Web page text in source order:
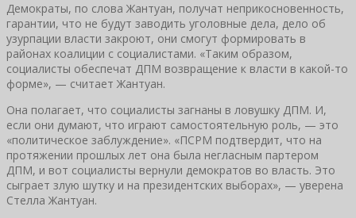
Демократы, по слова Жантуан, получат неприкосновенность,
гарантии, что не будут заводить уголовные дела, дело об
узурпации власти закроют, они смогут формировать в
районах коалиции с социалистами. «Таким образом,
социалисты обеспечат ДПМ возвращение к власти в какой-то
форме», — считает Жантуан.
Она полагает, что социалисты загнаны в ловушку ДПМ. И,
если они думают, что играют самостоятельную роль, — это
«политическое заблуждение». «ПСРМ подтвердит, что на
протяжении прошлых лет она была негласным партером
ДПМ, и вот социалисты вернули демократов во власть. Это
сыграет злую шутку и на президентских выборах», — уверена
Стелла Жантуан.